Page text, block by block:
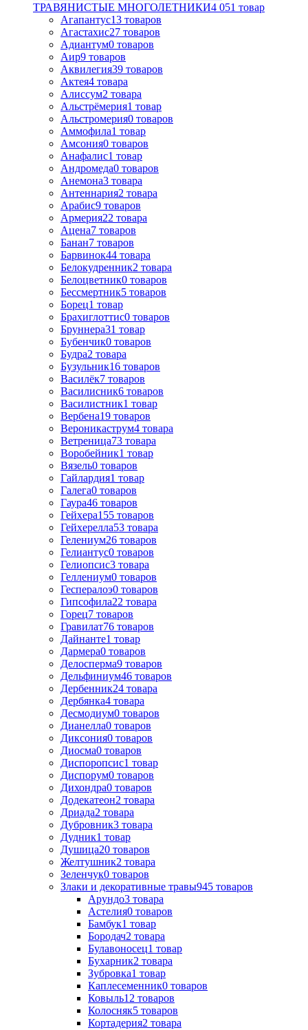
ТРАВЯНИСТЫЕ МНОГОЛЕТНИКИ4 051 товар
Агапантус13 товаров
Агастахис27 товаров
Адиантум0 товаров
Аир9 товаров
Аквилегия39 товаров
Актея4 товара
Алиссум2 товара
Альстрёмерия1 товар
Альстромерия0 товаров
Аммофила1 товар
Амсония0 товаров
Анафалис1 товар
Андромеда0 товаров
Анемона3 товара
Антеннария2 товара
Арабис9 товаров
Армерия22 товара
Ацена7 товаров
Банан7 товаров
Барвинок44 товара
Белокудренник2 товара
Белоцветник0 товаров
Бессмертник5 товаров
Борец1 товар
Брахиглоттис0 товаров
Бруннера31 товар
Бубенчик0 товаров
Будра2 товара
Бузульник16 товаров
Василёк7 товаров
Василисник6 товаров
Василистник1 товар
Вербена19 товаров
Вероникаструм4 товара
Ветреница73 товара
Воробейник1 товар
Вязель0 товаров
Гайлардия1 товар
Галега0 товаров
Гаура46 товаров
Гейхера155 товаров
Гейхерелла53 товара
Гелениум26 товаров
Гелиантус0 товаров
Гелиопсис3 товара
Геллениум0 товаров
Геспералоэ0 товаров
Гипсофила22 товара
Горец7 товаров
Гравилат76 товаров
Дайнанте1 товар
Дармера0 товаров
Делосперма9 товаров
Дельфиниум46 товаров
Дербенник24 товара
Дербянка4 товара
Десмодиум0 товаров
Дианелла0 товаров
Диксония0 товаров
Диосма0 товаров
Диспоропсис1 товар
Диспорум0 товаров
Дихондра0 товаров
Додекатеон2 товара
Дриада2 товара
Дубровник3 товара
Дудник1 товар
Душица20 товаров
Желтушник2 товара
Зеленчук0 товаров
Злаки и декоративные травы945 товаров
Арундо3 товара
Астелия0 товаров
Бамбук1 товар
Бородач2 товара
Булавоносец1 товар
Бухарник2 товара
Зубровка1 товар
Каплесеменник0 товаров
Ковыль12 товаров
Колосняк5 товаров
Кортадерия2 товара